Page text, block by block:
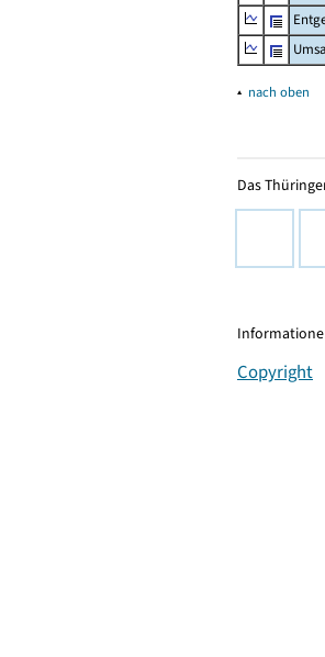
▴ nach oben
Das
Copyright